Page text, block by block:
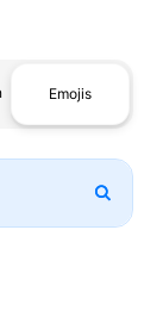
Emojis